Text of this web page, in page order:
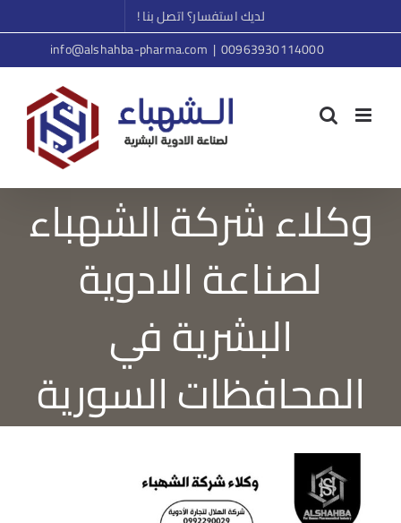
to
content
لديك استفسار؟ اتصل بنا !
00963930114000
|
info@alshahba-pharma.com
وكلاء شركة الشهباء
لصناعة الادوية
البشرية في
المحافظات السورية